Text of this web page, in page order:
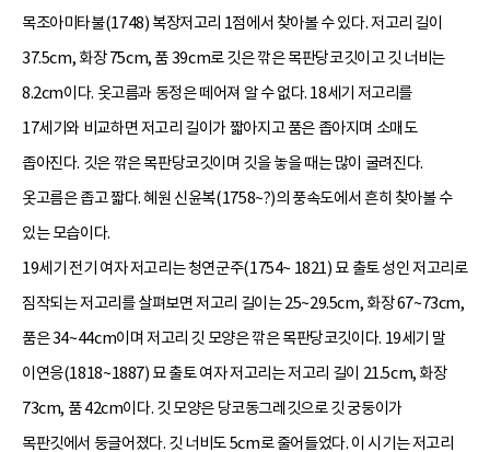
목조아미타불(1748) 복장저고리 1점에서 찾아볼 수 있다. 저고리 길이
37.5cm, 화장 75cm, 품 39cm로 깃은 깎은 목판당코깃이고 깃 너비는
8.2cm이다. 옷고름과 동정은 떼어져 알 수 없다. 18세기 저고리를
17세기와 비교하면 저고리 길이가 짧아지고 품은 좁아지며 소매도
좁아진다. 깃은 깎은 목판당코깃이며 깃을 놓을 때는 많이 굴려진다.
옷고름은 좁고 짧다. 혜원 신윤복(1758~?)의 풍속도에서 흔히 찾아볼 수
있는 모습이다.
19세기 전기 여자 저고리는 청연군주(1754~ 1821) 묘 출토 성인 저고리로
짐작되는 저고리를 살펴보면 저고리 길이는 25~29.5cm, 화장 67~73cm,
품은 34~44cm이며 저고리 깃 모양은 깎은 목판당코깃이다. 19세기 말
이연응(1818~1887) 묘 출토 여자 저고리는 저고리 길이 21.5cm, 화장
73cm, 품 42cm이다. 깃 모양은 당코동그레깃으로 깃 궁둥이가
목판깃에서 둥글어졌다. 깃 너비도 5cm로 줄어들었다. 이 시기는 저고리